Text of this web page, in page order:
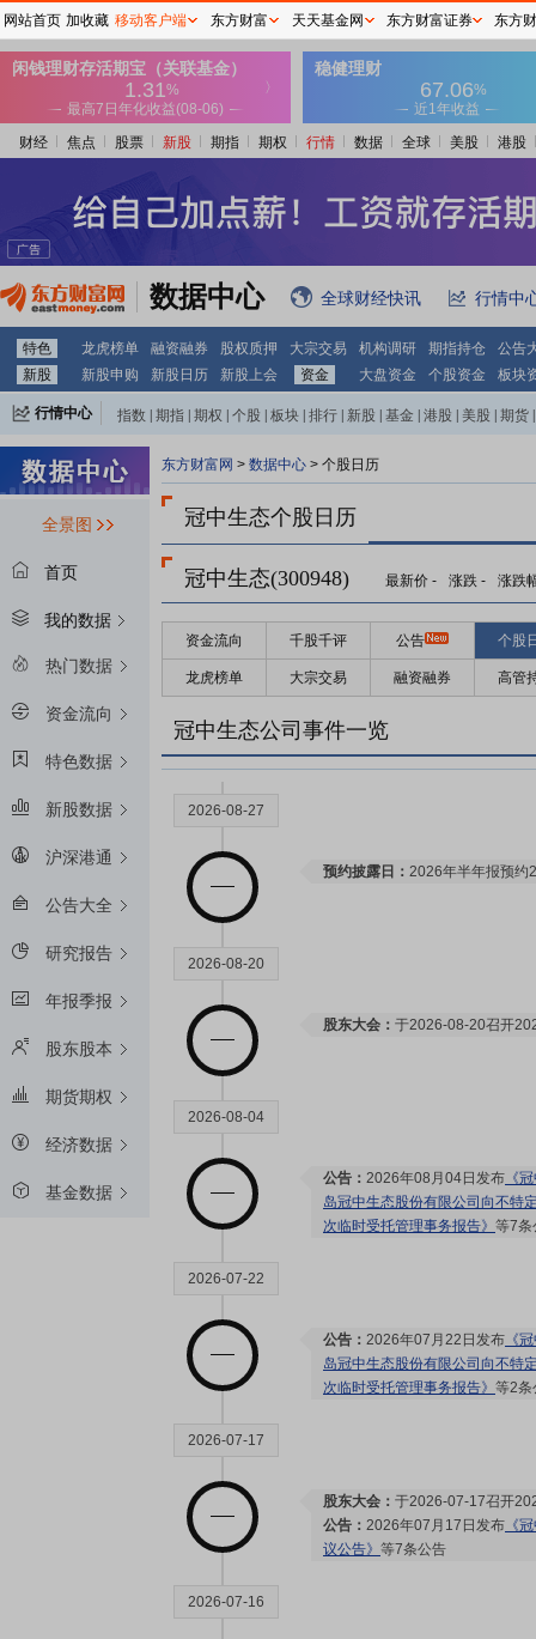
财经 焦点 股票 新股 期指 期权 行情 数据 全球 美股 港股
数据中心 全球财经快讯 行情中
特色 龙虎榜单 融资融券 股权质押 大宗交易 机构调研 期指持仓
公告
新股
新股申购 新股日历 新股上会 资金 大盘资金 个股资金 板块
行情中心 指数 期指 期权 个股 板块 排行 新股 基金 港股 美股 期货
全景图
首页
我的数据
热门数据
资金流向
特色数据
新股数据
沪深港通
公告大全
研究报告
年报季报
股东股本
期货期权
经济数据
基金数据
东方财富网 > 数据中心 > 个股日历
冠中生态个股日历
冠中生态(300948) 最新价 - 涨跌 - 涨跌
资金流向 千股千评 公告 个股
龙虎榜单 大宗交易 融资融券 高管
冠中生态公司事件一览
2026-08-27
预约披露日： 2026年半年报预约
2026-08-20
股东大会： 于2026-08-20召开
2026-08-04
公告： 2026年08月04日发布 《
岛冠中生态股份有限公司向不特
次临时受托管理事务报告》 等7条
2026-07-22
公告： 2026年07月22日发布 《
岛冠中生态股份有限公司向不特
次临时受托管理事务报告》 等2条
2026-07-17
股东大会： 于2026-07-17召开
公告： 2026年07月17日发布 《
议公告》 等7条公告
2026-07-16
网站首页 加收藏 移动客户端 东方财富 天天基金网 东方财富证券 东方